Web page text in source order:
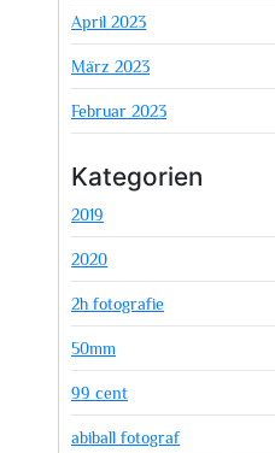
April 2023
März 2023
Februar 2023
Kategorien
2019
2020
2h fotografie
50mm
99 cent
abiball fotograf